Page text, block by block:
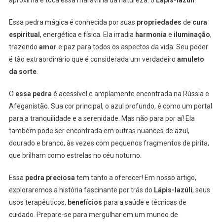
Essa pedra mágica é conhecida por suas propriedades de cura
espiritual, energética e física. Ela irradia harmonia e iluminação,
trazendo amor e paz para todos os aspectos da vida. Seu poder
é tão extraordinário que é considerada um verdadeiro amuleto
da sorte.
O essa pedra é acessível e amplamente encontrada na Rússia e
Afeganistão. Sua cor principal, o azul profundo, é como um portal
para a tranquilidade e a serenidade. Mas não para por aí! Ela
também pode ser encontrada em outras nuances de azul,
dourado e branco, às vezes com pequenos fragmentos de pirita,
que brilham como estrelas no céu noturno.
Essa pedra preciosa tem tanto a oferecer! Em nosso artigo,
exploraremos a história fascinante por trás do Lápis-lazúli, seus
usos terapêuticos, benefícios para a saúde e técnicas de
cuidado. Prepare-se para mergulhar em um mundo de